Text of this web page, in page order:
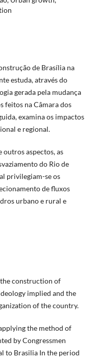
de Brasília na
estuda, através do
gerada pela mudança
feitos na Câmara dos
examina os impactos
e regional.
outros aspectos, as
do Rio de
privilegiam-se os
de fluxos
urbano e rural e
construction of
implied and the
of the country.
the method of
by Congressmen
to Brasilia In the period